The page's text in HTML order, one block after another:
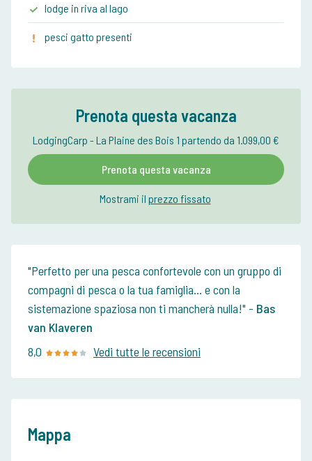
lodge in riva al lago
pesci gatto presenti
Prenota questa vacanza
LodgingCarp - La Plaine des Bois 1 partendo da 1.099,00 €
Prenota questa vacanza
Mostrami il prezzo fissato
Perfetto per una pesca confortevole con un gruppo di
compagni di pesca o la tua famiglia... e con la
sistemazione spaziosa non ti mancherà nulla! - Bas
van Klaveren
8,0
Vedi tutte le recensioni
Mappa